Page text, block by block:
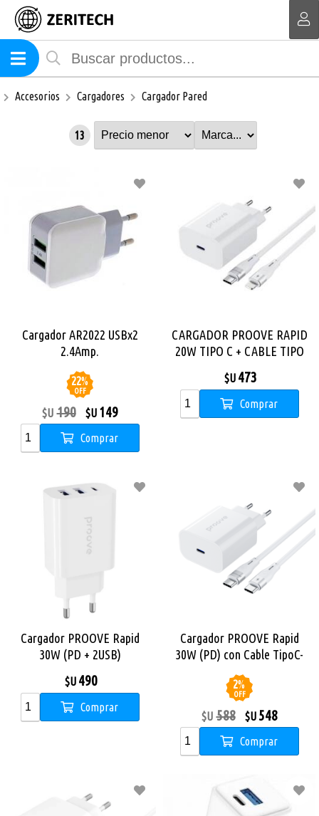
Accesorios Cargadores Cargador Pared
13
Cargador AR2022 USBx2
2.4Amp.
22%
OFF
$U 190 $U 149
Comprar
CARGADOR PROOVE RAPID
20W TIPO C + CABLE TIPO
$U 473
Comprar
Cargador PROOVE Rapid
30W (PD + 2USB)
$U 490
Comprar
Cargador PROOVE Rapid
30W (PD) con Cable TipoC-
TipoC
2%
OFF
$U 588 $U 548
Comprar